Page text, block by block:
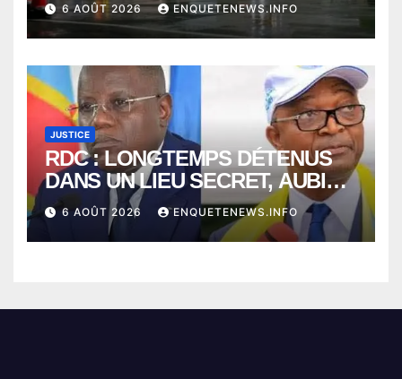
6 AOÛT 2026 ENQUETENEWS.INFO
JUSTICE
RDC : LONGTEMPS DÉTENUS
DANS UN LIEU SECRET, AUBIN
MINAKU ET EMMANUEL
SHADARY TRANSFÉRÉS À
L’AUDITORAT MILITAIRE
6 AOÛT 2026 ENQUETENEWS.INFO